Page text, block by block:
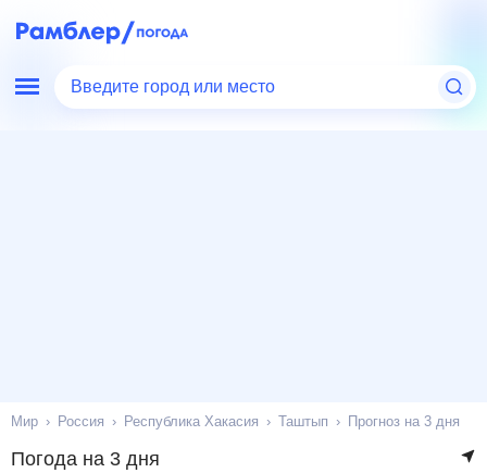
Введите город или место
Мир Россия Республика Хакасия Таштып Прогноз на 3 дня
Погода на 3 дня